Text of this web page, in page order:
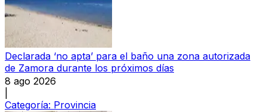
Declarada ‘no apta’ para el baño una zona autorizada
de Zamora durante los próximos días
8 ago 2026
Categoría: Provincia